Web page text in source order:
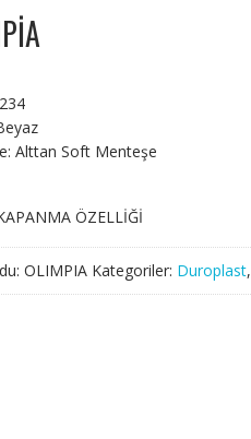
Alttan Soft Menteşe
ÖZELLİĞİ
OLIMPIA Kategoriler: Duroplast,